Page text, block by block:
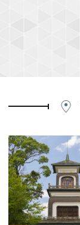
P
r
e
v
i
o
u
s